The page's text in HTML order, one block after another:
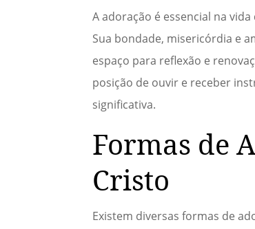
A adoração é essencial na
Sua bondade, misericórdia e
espaço para reflexão e
posição de ouvir e receber
significativa.
Formas de
Cristo
Existem diversas formas de